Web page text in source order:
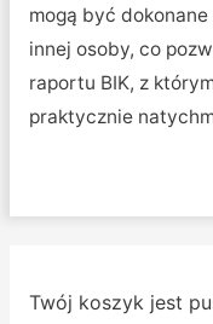
mogą być
innej osoby, co
raportu BIK, z
praktycznie
Twój koszyk jest